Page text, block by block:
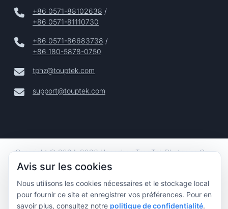
+86 0571-88102638 /
+86 0571-81110730
+86 0571-86683738 /
+86 180-5878-0750
tphz@touptek.com
support@touptek.com
Copyright © 2024–2026 Hangzhou ToupTek Photonics Co.,
Ltd. Tous Droits Réservés |
Mentions Légales
Avis sur les cookies
Nous utilisons les cookies nécessaires et le stockage local
pour fournir ce site et enregistrer vos préférences. Pour en
savoir plus, consultez notre politique de confidentialité.